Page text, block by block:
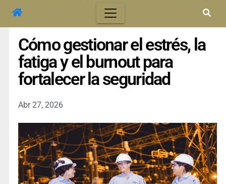
Cómo gestionar el estrés, la
fatiga y el burnout para
fortalecer la seguridad
Abr 27, 2026